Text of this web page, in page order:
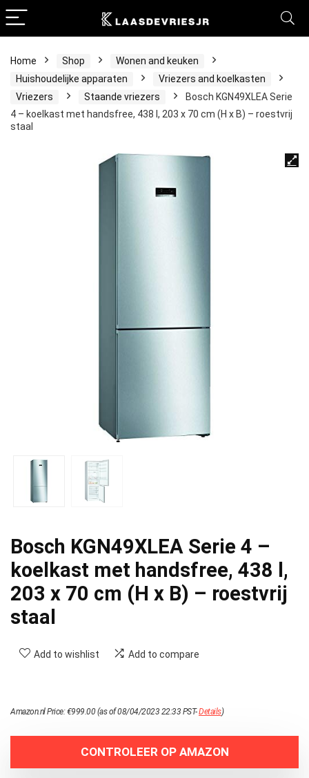
Home Shop
Wonen and keuken
Huishoudelijke apparaten
Vriezers and koelkasten
Vriezers
Staande vriezers
Bosch KGN49XLEA Serie
4 – koelkast met handsfree, 438 l, 203 x 70 cm (H x B) – roestvrij
staal
Bosch KGN49XLEA Serie 4 –
koelkast met handsfree, 438 l,
203 x 70 cm (H x B) – roestvrij
staal
Add to wishlist Add to compare
Amazon.nl Price:€999.00(as of 08/04/2023 22:33 PST-Details)
CONTROLEER OP AMAZON